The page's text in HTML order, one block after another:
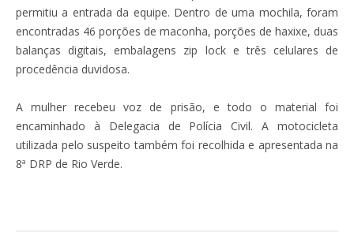
permitiu a entrada da equipe. Dentro de uma mochila, foram
encontradas 46 porções de maconha, porções de haxixe, duas
balanças digitais, embalagens zip lock e três celulares de
procedência duvidosa.
A mulher recebeu voz de prisão, e todo o material foi
encaminhado à Delegacia de Polícia Civil. A motocicleta
utilizada pelo suspeito também foi recolhida e apresentada na
8ª DRP de Rio Verde.